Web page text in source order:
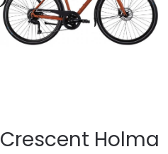
Crescent Holma